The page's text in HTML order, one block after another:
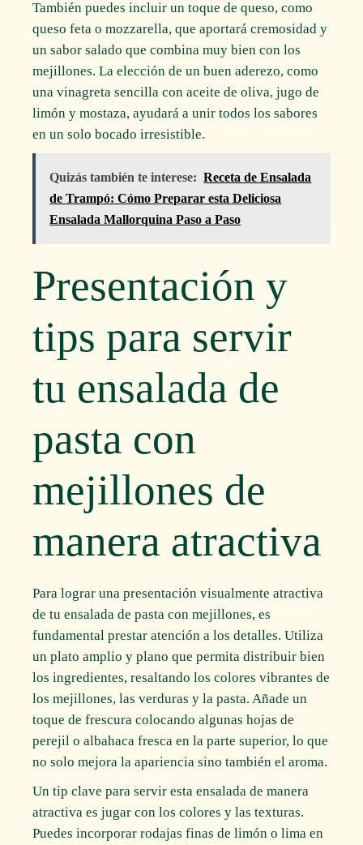
También puedes incluir un toque de queso, como
queso feta o mozzarella, que aportará cremosidad y
un sabor salado que combina muy bien con los
mejillones. La elección de un buen aderezo, como
una vinagreta sencilla con aceite de oliva, jugo de
limón y mostaza, ayudará a unir todos los sabores
en un solo bocado irresistible.
Quizás también te interese: Receta de Ensalada
de Trampó: Cómo Preparar esta Deliciosa
Ensalada Mallorquina Paso a Paso
Presentación y
tips para servir
tu ensalada de
pasta con
mejillones de
manera atractiva
Para lograr una presentación visualmente atractiva
de tu ensalada de pasta con mejillones, es
fundamental prestar atención a los detalles. Utiliza
un plato amplio y plano que permita distribuir bien
los ingredientes, resaltando los colores vibrantes de
los mejillones, las verduras y la pasta. Añade un
toque de frescura colocando algunas hojas de
perejil o albahaca fresca en la parte superior, lo que
no solo mejora la apariencia sino también el aroma.
Un tip clave para servir esta ensalada de manera
atractiva es jugar con los colores y las texturas.
Puedes incorporar rodajas finas de limón o lima en